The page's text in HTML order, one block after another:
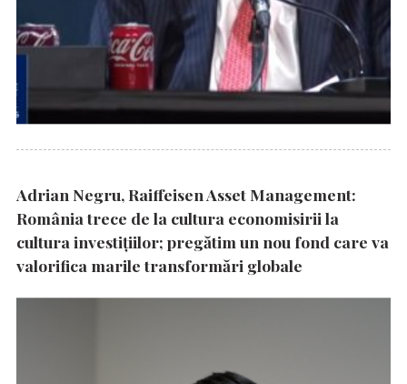
Adrian Negru, Raiffeisen Asset Management:
România trece de la cultura economisirii la
cultura investițiilor; pregătim un nou fond care va
valorifica marile transformări globale